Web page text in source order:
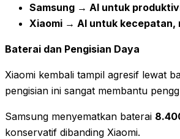
Samsung → AI untuk
Xiaomi → AI untuk kecepatan,
Baterai dan Pengisian Daya
Xiaomi kembali tampil agresif lewat
pengisian ini sangat membantu
Samsung menyematkan baterai
konservatif dibanding Xiaomi.